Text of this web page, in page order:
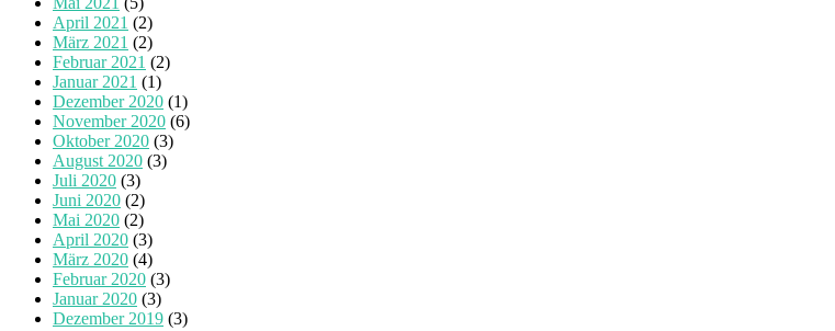
April 2021 (2)
März 2021 (2)
Februar 2021 (2)
Januar 2021 (1)
Dezember 2020 (1)
November 2020 (6)
Oktober 2020 (3)
August 2020 (3)
Juli 2020 (3)
Juni 2020 (2)
Mai 2020 (2)
April 2020 (3)
März 2020 (4)
Februar 2020 (3)
Januar 2020 (3)
Dezember 2019 (3)